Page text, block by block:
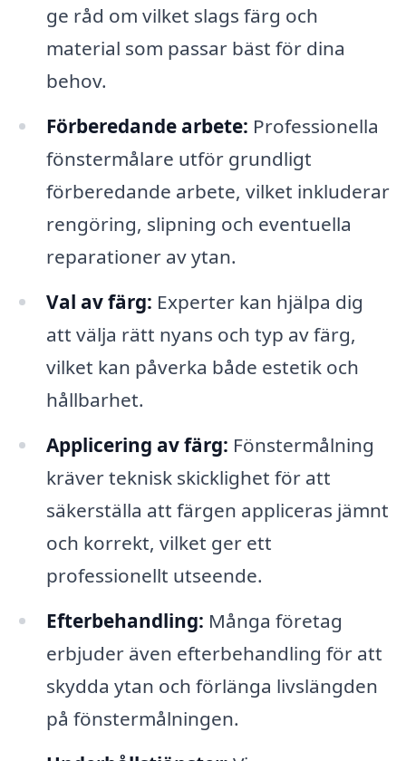
ge råd om vilket slags färg och
material som passar bäst för dina
behov.
Förberedande arbete: Professionella
fönstermålare utför grundligt
förberedande arbete, vilket inkluderar
rengöring, slipning och eventuella
reparationer av ytan.
Val av färg: Experter kan hjälpa dig
att välja rätt nyans och typ av färg,
vilket kan påverka både estetik och
hållbarhet.
Applicering av färg: Fönstermålning
kräver teknisk skicklighet för att
säkerställa att färgen appliceras jämnt
och korrekt, vilket ger ett
professionellt utseende.
Efterbehandling: Många företag
erbjuder även efterbehandling för att
skydda ytan och förlänga livslängden
på fönstermålningen.